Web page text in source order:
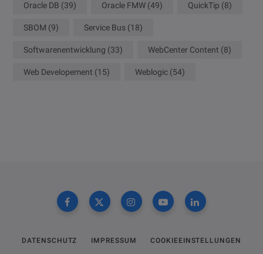
Oracle DB (39) Oracle FMW (49) QuickTip (8)
SBOM (9) Service Bus (18)
Softwarenentwicklung (33) WebCenter Content (8)
Web Developement (15) Weblogic (54)
DATENSCHUTZ IMPRESSUM COOKIEEINSTELLUNGEN